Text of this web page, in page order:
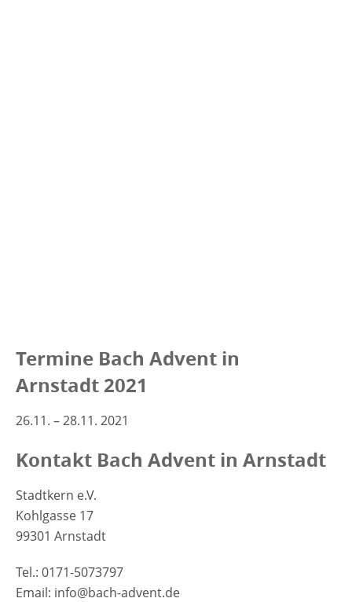
Termine Bach Advent in
Arnstadt 2021
26.11. – 28.11. 2021
Kontakt Bach Advent in Arnstadt
Stadtkern e.V.
Kohlgasse 17
99301 Arnstadt
Tel.: 0171-5073797
Email: info@bach-advent.de